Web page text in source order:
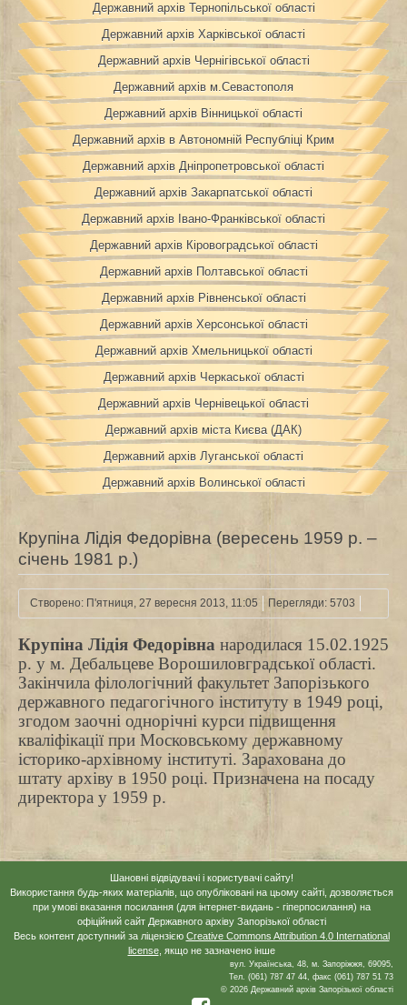
Державний архів Тернопільської області
Державний архів Харківської області
Державний архів Чернігівської області
Державний архів м.Севастополя
Державний архів Вінницької області
Державний архів в Автономній Республіці Крим
Державний архів Дніпропетровської області
Державний архів Закарпатської області
Державний архів Івано-Франківської області
Державний архів Кіровоградської області
Державний архів Полтавської області
Державний архів Рівненської області
Державний архів Херсонської області
Державний архів Хмельницької області
Державний архів Черкаської області
Державний архів Чернівецької області
Державний архів міста Києва (ДАК)
Державний архів Луганської області
Державний архів Волинської області
Крупіна Лідія Федорівна (вересень 1959 р. –
січень 1981 р.)
Створено: П'ятниця, 27 вересня 2013, 11:05 Перегляди: 5703
Крупіна Лідія Федорівна народилася 15.02.1925
р. у м. Дебальцеве Ворошиловградської області.
Закінчила філологічний факультет Запорізького
державного педагогічного інституту в 1949 році,
згодом заочні однорічні курси підвищення
кваліфікації при Московському державному
історико-архівному інституті. Зарахована до
штату архіву в 1950 році. Призначена на посаду
директора у 1959 р.
Шановні відвідувачі і користувачі сайту!
Використання будь-яких матеріалів, що опубліковані на цьому сайті, дозволяється
при умові вказання посилання (для інтернет-видань - гіперпосилання) на
офіційний сайт Державного архіву Запорізької області
Весь контент доступний за ліцензією Creative Commons Attribution 4.0 International
license, якщо не зазначено інше
вул. Українська, 48, м. Запоріжжя, 69095,
Тел. (061) 787 47 44, факс (061) 787 51 73
© 2026 Державний архів Запорізької області